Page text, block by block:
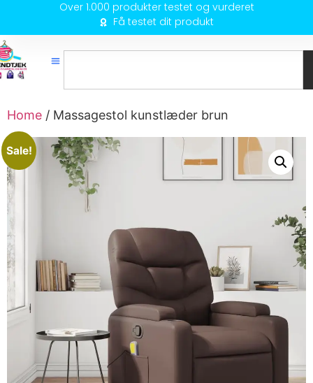
Over 1.000 produkter testet og vurderet
Få testet dit produkt
Home / Massagestol kunstlæder brun
Sale!